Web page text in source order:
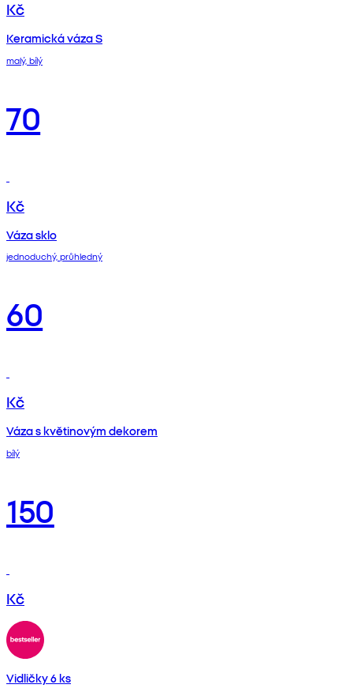
Kč
Keramická váza S
malý, bílý
70
Kč
Váza sklo
jednoduchý, průhledný
60
Kč
Váza s květinovým dekorem
bílý
150
Kč
Vidličky 6 ks